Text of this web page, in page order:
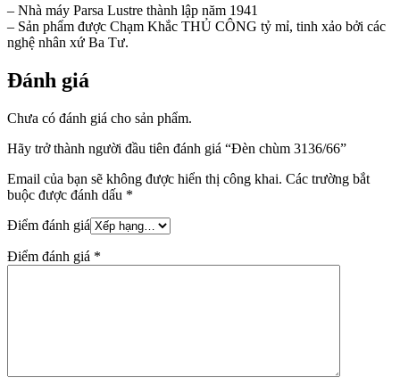
– Nhà máy Parsa Lustre thành lập năm 1941
– Sản phẩm được Chạm Khắc THỦ CÔNG tỷ mỉ, tinh xảo bởi các
nghệ nhân xứ Ba Tư.
Đánh giá
Chưa có đánh giá cho sản phẩm.
Hãy trở thành người đầu tiên đánh giá “Đèn chùm 3136/66”
Email của bạn sẽ không được hiển thị công khai. Các trường bắt
buộc được đánh dấu *
Điểm đánh giá
Điểm đánh giá *